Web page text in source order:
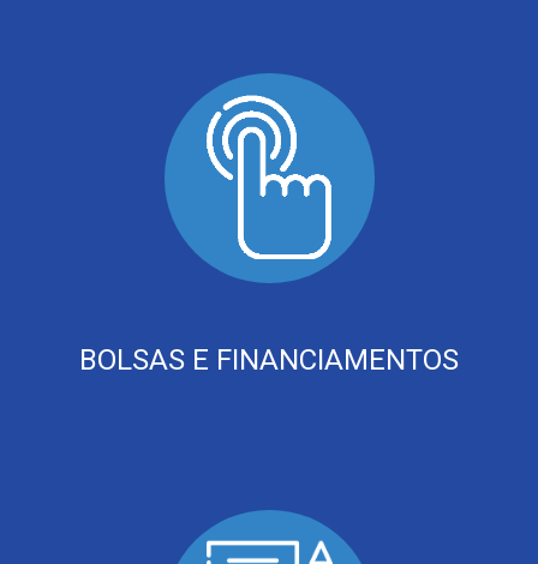
BOLSAS E FINANCIAMENTOS